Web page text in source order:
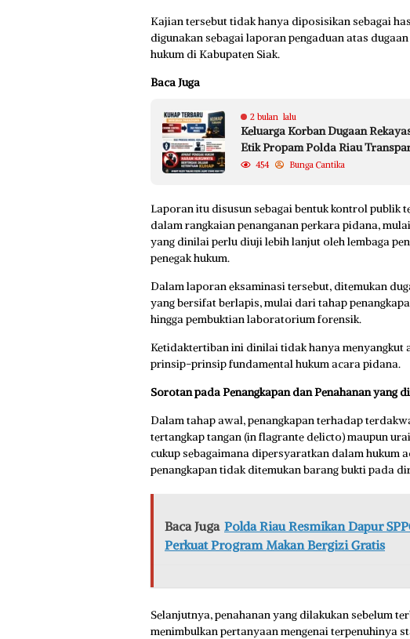
Kajian tersebut tidak hanya diposisikan sebagai
digunakan sebagai laporan pengaduan atas
hukum di Kabupaten Siak.
Baca Juga
2 bulan lalu
Keluarga Korban Dugaan
Etik Propam Polda Riau
454 Bunga Cantika
Laporan itu disusun sebagai bentuk kontrol publik
dalam rangkaian penanganan perkara pidana,
yang dinilai perlu diuji lebih lanjut oleh lembaga
penegak hukum.
Dalam laporan eksaminasi tersebut, ditemukan
yang bersifat berlapis, mulai dari tahap
hingga pembuktian laboratorium forensik.
Ketidaktertiban ini dinilai tidak hanya menyangkut
prinsip-prinsip fundamental hukum acara pidana.
Sorotan pada Penangkapan dan Penahanan yang
Dalam tahap awal, penangkapan terhadap
tertangkap tangan (in flagrante delicto) maupun
cukup sebagaimana dipersyaratkan dalam hukum
penangkapan tidak ditemukan barang bukti pada
Baca Juga Polda Riau Resmikan Dapur
Perkuat Program Makan Bergizi Gratis
Selanjutnya, penahanan yang dilakukan sebelum
menimbulkan pertanyaan mengenai terpenuhinya